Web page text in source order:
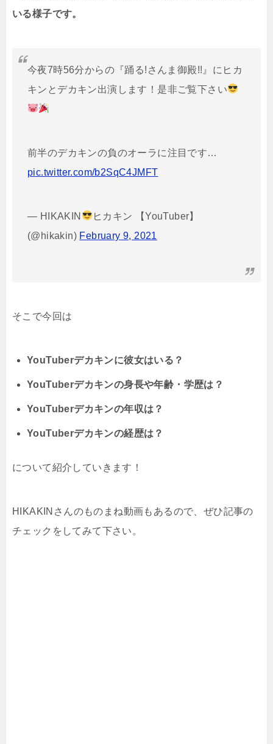
いる様子です。
今夜7時56分からの『踊る!さんま御殿!!』にヒカ
キンとデカキン出演します！是非ご覧下さい
前半のデカキンの負のオーラに注目です…
pic.twitter.com/b2SqC4JMFT
— HIKAKIN
ヒカキン 【YouTuber】
(@hikakin) February 9, 2021
そこで今回は
YouTuberデカキンに彼女はいる？
YouTuberデカキンの身長や年齢・学歴は？
YouTuberデカキンの年収は？
YouTuberデカキンの経歴は？
について紹介していきます！
HIKAKINさんのものまね動画もあるので、ぜひ記事の
チェックをしてみて下さい。